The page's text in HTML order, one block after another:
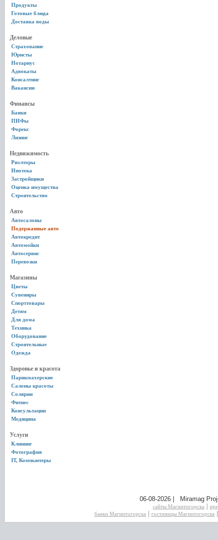
Продукты
Готовые блюда
Доставка воды
Деловые
Страхование
Юристы
Нотариус
Адвокаты
Консалтинг
Вакансии
Финансы
Банки
ПИФы
Форекс
Лизинг
Недвижимость
Риэлторы
Ипотека
Застройщики
Оценка имущества
Строительство
Авто
Автосалоны
Подержанные авто
Автокредит
Автомойки
Автосервис
Перевозки
Магазины
Цветы
Сувениры
Спорттовары
Детям
Для дома
Техника
Оборудование
Строительные
Одежда
Здоровье и красота
Парикмахерские
Салоны красоты
Солярии
Фитнес
Консультации
Медицина
Услуги
Клининг
Фотография
IT, Компьютеры
06-08-2026 | Miramag
сайты Магнитогорска
банки Магнитогорска
гостиницы Магнитогорска